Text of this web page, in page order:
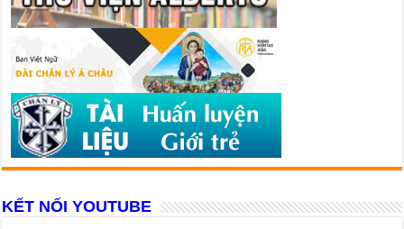
KẾT NỐI YOUTUBE